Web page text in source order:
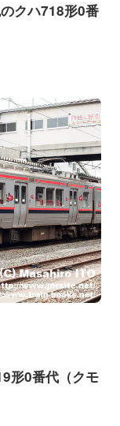
クハ718形0番
形0番代（クモ